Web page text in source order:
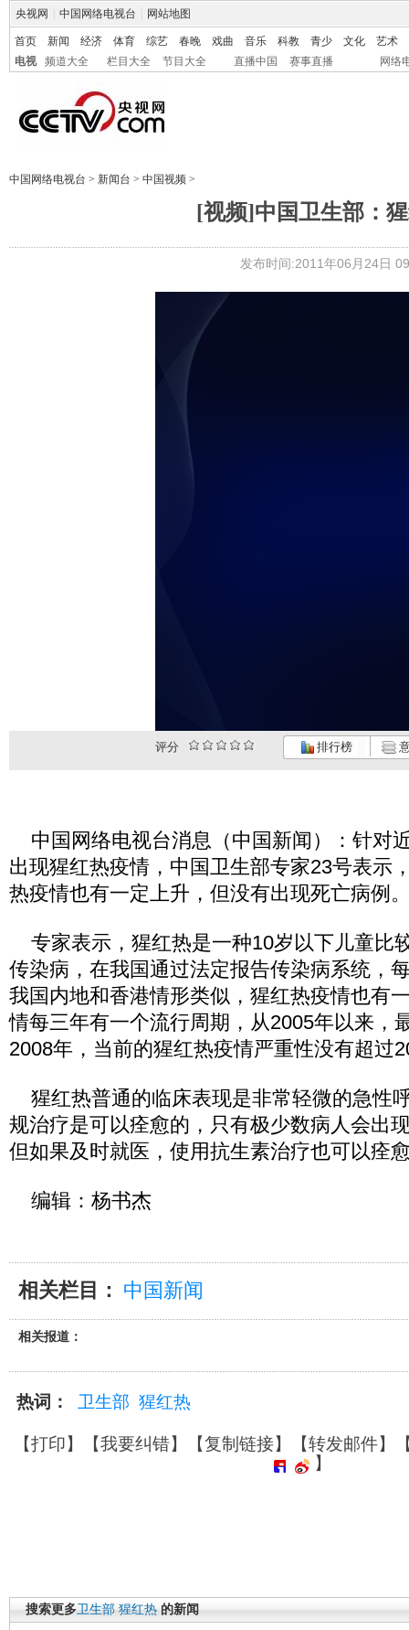
央视网 中国网络电视台 网站地图
首页 新闻 经济 体育 综艺 春晚 戏曲 音乐 科教 青少 文化
艺术
电视
频道大全 栏目大全 节目大全 直播中国 赛事直播 网络
中国网络电视台 > 新闻台 > 中国视频 >
[视频]中国卫生部：
发布时间:2011年06月24日
评分 排行榜
中国网络电视台消息（中国新闻）：针对
出现猩红热疫情，中国卫生部专家23号表示
热疫情也有一定上升，但没有出现死亡病例
专家表示，猩红热是一种10岁以下儿童比
传染病，在我国通过法定报告传染病系统，
我国内地和香港情形类似，猩红热疫情也有
情每三年有一个流行周期，从2005年以来，
2008年，当前的猩红热疫情严重性没有超过
猩红热普通的临床表现是非常轻微的急性
规治疗是可以痊愈的，只有极少数病人会出
但如果及时就医，使用抗生素治疗也可以痊
编辑：杨书杰
相关栏目： 中国新闻
相关报道：
热词： 卫生部 猩红热
【打印】【我要纠错】【复制链接】【转发邮件】
】
搜索更多卫生部 猩红热 的新闻